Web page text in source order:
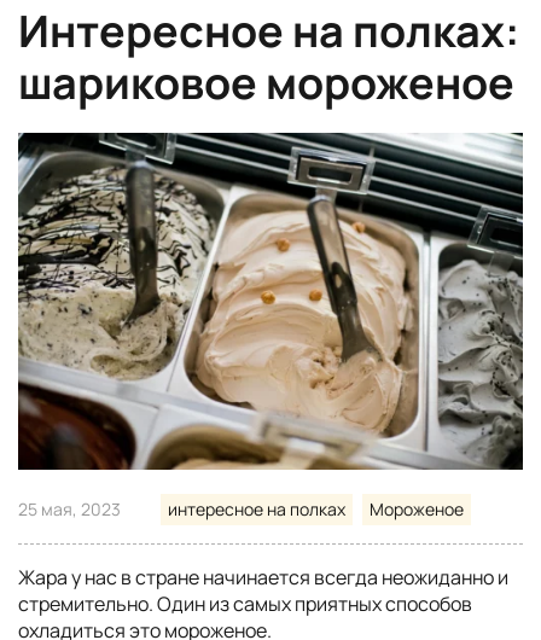
Интересное на полках:
шариковое мороженое
25 мая, 2023 интересное на полках Мороженое
Жара у нас в стране начинается всегда неожиданно и
стремительно. Один из самых приятных способов
охладиться это мороженое.